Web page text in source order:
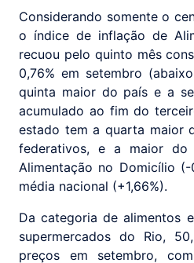
Considerando somente o
o índice de inflação de
recuou pelo quinto mês
0,76% em setembro
quinta maior do país e a
acumulado ao fim do
estado tem a quarta maior
federativos, e a maior do
Alimentação no Domicílio
média nacional (+1,66%).
Da categoria de alimentos
supermercados do Rio,
preços em setembro,